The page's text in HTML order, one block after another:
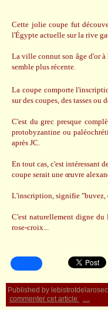
Cette jolie coupe fut
l'Égypte actuelle sur la rive
La ville connut son âge d'or à
semble plus récente.
La coupe comporte
sur des coupes, des tasses ou
C'est du grec presque
protobyzantine ou
après JC.
En tout cas, c'est intéressant
coupe serait une œuvre
L'inscription, signifie "buvez,
C'est naturellement digne
rose-croix...
Published by
commenter cet article
…